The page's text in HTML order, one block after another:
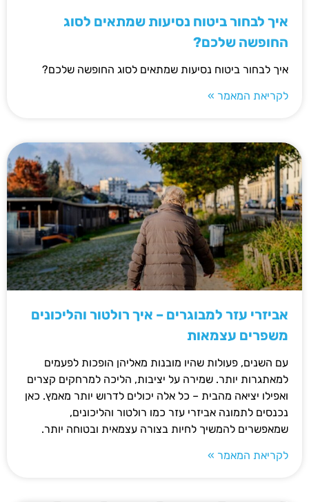
איך לבחור ביטוח נסיעות שמתאים לסוג
החופשה שלכם?
איך לבחור ביטוח נסיעות שמתאים לסוג החופשה שלכם?
לקריאת המאמר »
אביזרי עזר למבוגרים – איך רולטור והליכונים
משפרים עצמאות
עם השנים, פעולות שהיו מובנות מאליהן הופכות לפעמים
למאתגרות יותר. שמירה על יציבות, הליכה למרחקים קצרים
ואפילו יציאה מהבית – כל אלה יכולים לדרוש יותר מאמץ. כאן
נכנסים לתמונה אביזרי עזר כמו רולטור והליכונים,
שמאפשרים להמשיך לחיות בצורה עצמאית ובטוחה יותר.
לקריאת המאמר »